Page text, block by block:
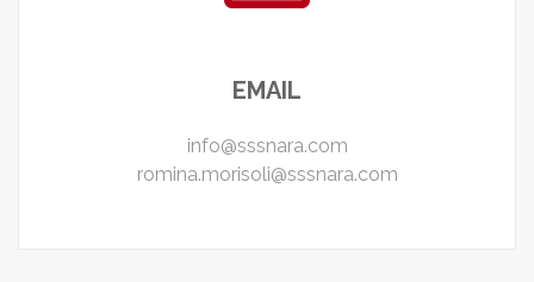
EMAIL
info@sssnara.com
romina.morisoli@sssnara.com